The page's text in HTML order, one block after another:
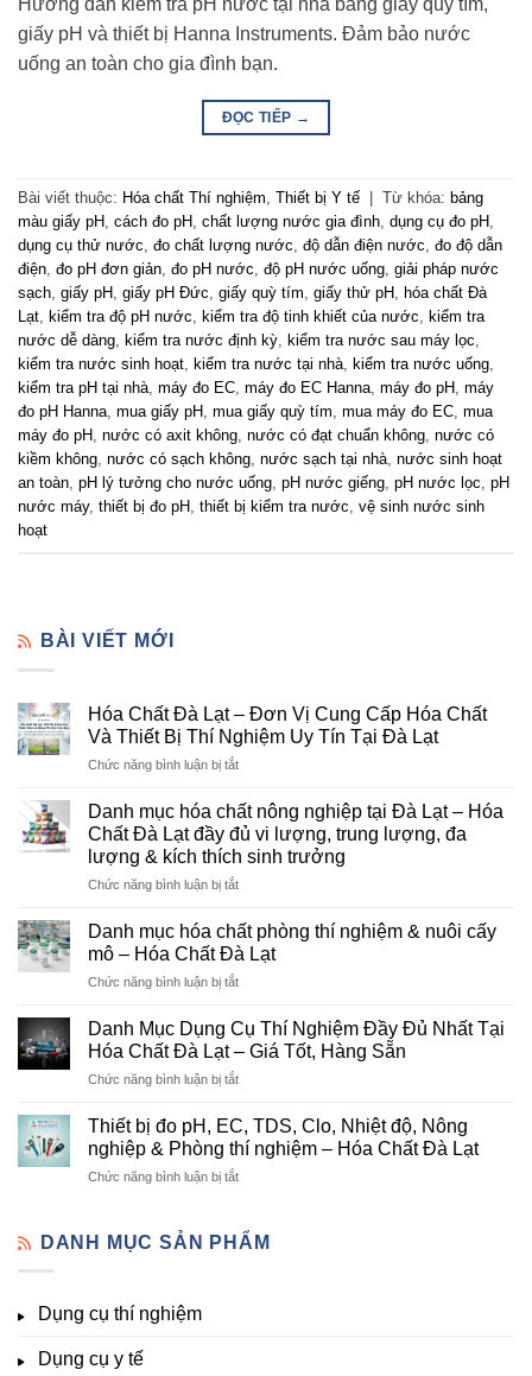
Hướng dẫn kiểm tra pH nước tại nhà bằng giấy quỳ tím,
giấy pH và thiết bị Hanna Instruments. Đảm bảo nước
uống an toàn cho gia đình bạn.
ĐỌC TIẾP →
Bài viết thuộc: Hóa chất Thí nghiệm, Thiết bị Y tế Từ khóa: bảng
màu giấy pH, cách đo pH, chất lượng nước gia đình, dụng cụ đo pH,
dụng cụ thử nước, đo chất lượng nước, độ dẫn điện nước, đo độ dẫn
điện, đo pH đơn giản, đo pH nước, độ pH nước uống, giải pháp nước
sạch, giấy pH, giấy pH Đức, giấy quỳ tím, giấy thử pH, hóa chất Đà
Lạt, kiểm tra độ pH nước, kiểm tra độ tinh khiết của nước, kiểm tra
nước dễ dàng, kiểm tra nước định kỳ, kiểm tra nước sau máy lọc,
kiểm tra nước sinh hoạt, kiểm tra nước tại nhà, kiểm tra nước uống,
kiểm tra pH tại nhà, máy đo EC, máy đo EC Hanna, máy đo pH, máy
đo pH Hanna, mua giấy pH, mua giấy quỳ tím, mua máy đo EC, mua
máy đo pH, nước có axit không, nước có đạt chuẩn không, nước có
kiềm không, nước có sạch không, nước sạch tại nhà, nước sinh hoạt
an toàn, pH lý tưởng cho nước uống, pH nước giếng, pH nước lọc, pH
nước máy, thiết bị đo pH, thiết bị kiểm tra nước, vệ sinh nước sinh
hoạt
BÀI VIẾT MỚI
Hóa Chất Đà Lạt – Đơn Vị Cung Cấp Hóa Chất
Và Thiết Bị Thí Nghiệm Uy Tín Tại Đà Lạt
Chức năng bình luận bị tắtở
Chất
Đà
Lạt
–
Đơn
Cung
Cấp
Hóa
Chất
Thiết
Nghiệm
Tín
Tại
Danh mục hóa chất nông nghiệp tại Đà Lạt – Hóa
Chất Đà Lạt đầy đủ vi lượng, trung lượng, đa
lượng & kích thích sinh trưởng
Chức năng bình luận bị tắtở
mục
hóa
chất
nông
tại
Đà
–
Chất
Đà
đầy
lượng,
Danh mục hóa chất phòng thí nghiệm & nuôi cấy
mô – Hóa Chất Đà Lạt
Chức năng bình luận bị tắtở
mục
hóa
chất
phòng
nghiệm
&
cấy
Hóa
Danh Mục Dụng Cụ Thí Nghiệm Đầy Đủ Nhất Tại
Hóa Chất Đà Lạt – Giá Tốt, Hàng Sẵn
Chức năng bình luận bị tắtở
Mục
Dụng
Cụ
Thí
Đủ
Thiết bị đo pH, EC, TDS, Clo, Nhiệt độ, Nông
nghiệp & Phòng thí nghiệm – Hóa Chất Đà Lạt
Chức năng bình luận bị tắtở
đo
DANH MỤC SẢN PHẨM
Dụng cụ thí nghiệm
Dụng cụ y tế